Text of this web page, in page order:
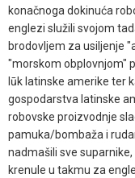
konačnoga dokinuća
englezi služili svojom
brodovljem za usiljenje
"morskom obplovnjom"
lūk latinske amerike ter
gospodarstva latinske
robovske proizvodnje
pamuka/bombaža i
nadmašili sve
krenule u takmu za